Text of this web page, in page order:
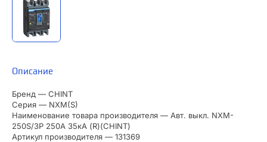
Описание
Бренд — CHINT
Серия — NXM(S)
Наименование товара производителя — Авт. выкл. NXM-
250S/3Р 250A 35кА (R)(CHINT)
Артикул производителя — 131369